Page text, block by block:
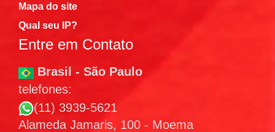
Mapa do site
Qual seu IP?
Entre em Contato
Brasil - São Paulo
telefones:
(11) 3939-5621
Alameda Jamaris, 100 - Moema